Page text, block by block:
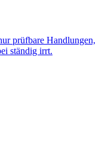
prüfbare Handlungen,
ständig irrt.